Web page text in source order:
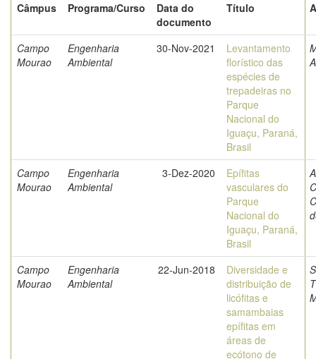
Câmpus
Programa/Curso
Data do
documento
Título
Campo
Mourao
Engenharia
Ambiental
30-Nov-2021
Levantamento
florístico das
espécies de
trepadeiras no
Parque
Nacional do
Iguaçu, Paraná,
Brasil
Campo
Mourao
Engenharia
Ambiental
3-Dez-2020
Epífitas
vasculares do
Parque
Nacional do
Iguaçu, Paraná,
Brasil
Campo
Mourao
Engenharia
Ambiental
22-Jun-2018
Diversidade e
distribuição de
licófitas e
samambaias
epífitas em
áreas de
ecótono de